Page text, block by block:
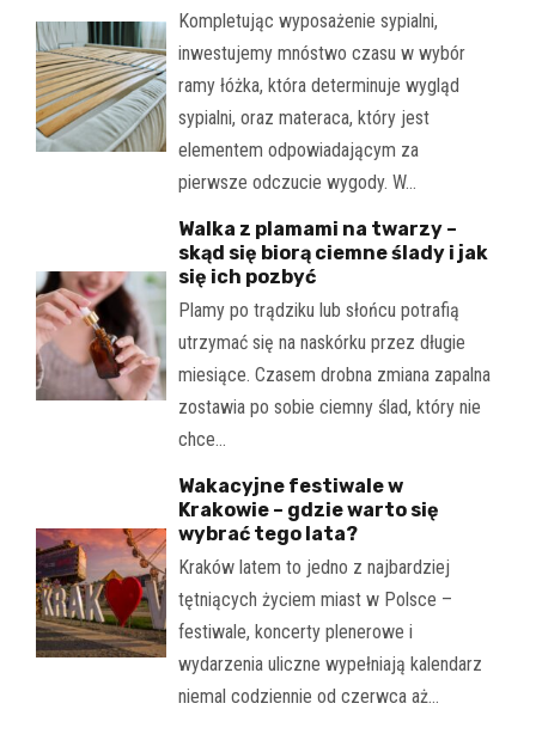
Kompletując wyposażenie sypialni,
inwestujemy mnóstwo czasu w wybór
ramy łóżka, która determinuje wygląd
sypialni, oraz materaca, który jest
elementem odpowiadającym za
pierwsze odczucie wygody. W…
Walka z plamami na twarzy –
skąd się biorą ciemne ślady i jak
się ich pozbyć
Plamy po trądziku lub słońcu potrafią
utrzymać się na naskórku przez długie
miesiące. Czasem drobna zmiana zapalna
zostawia po sobie ciemny ślad, który nie
chce…
Wakacyjne festiwale w
Krakowie – gdzie warto się
wybrać tego lata?
Kraków latem to jedno z najbardziej
tętniących życiem miast w Polsce –
festiwale, koncerty plenerowe i
wydarzenia uliczne wypełniają kalendarz
niemal codziennie od czerwca aż…